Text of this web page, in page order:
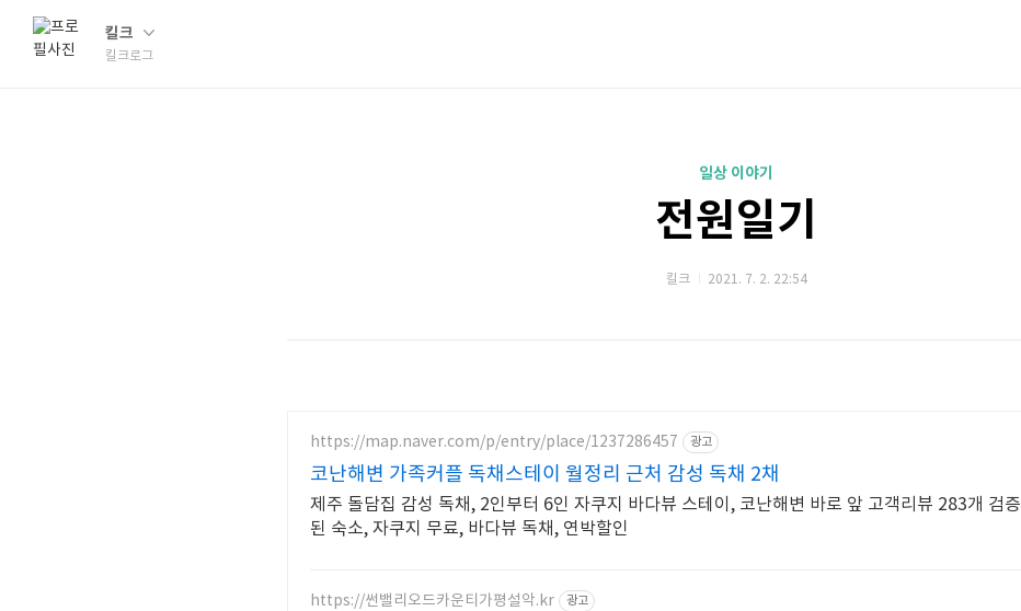
킬크
킬크로그
일상 이야기
전원일기
킬크 2021. 7. 2. 22:54
https://map.naver.com/p/entry/place/1237286457 광고
코난해변 가족커플 독채스테이 월정리 근처 감성 독채 2채
제주 돌담집 감성 독채, 2인부터 6인 자쿠지 바다뷰 스테이, 코난해변 바로 앞 고객리뷰 283개 검증
된 숙소, 자쿠지 무료, 바다뷰 독채, 연박할인
https://썬밸리오드카운티가평설악.kr 광고